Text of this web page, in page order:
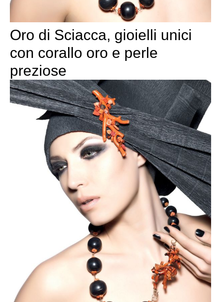
Oro di Sciacca, gioielli unici
con corallo oro e perle
preziose